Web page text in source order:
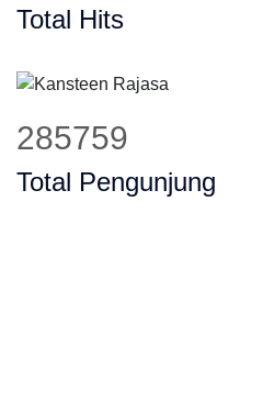
Total Hits
361528
Total Pengunjung